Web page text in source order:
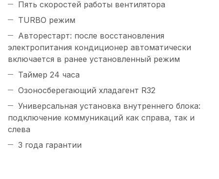
Пять скоростей работы вентилятора
TURBO режим
Авторестарт: после восстановления
электропитания кондиционер автоматически
включается в ранее установленный режим
Таймер 24 часа
Озоносберегающий хладагент R32
Универсальная установка внутреннего блока:
подключение коммуникаций как справа, так и
слева
3 года гарантии